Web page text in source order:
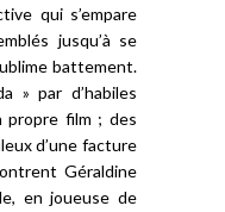
qui s’empare
jusqu’à se
battement.
» par d’habiles
propre film ; des
d’une facture
Géraldine
en joueuse de